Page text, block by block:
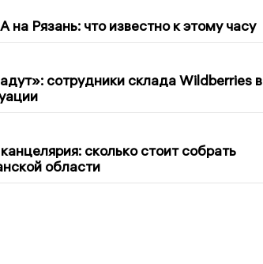
Рязань: что известно к этому часу
сотрудники склада Wildberries в
сколько стоит собрать
области